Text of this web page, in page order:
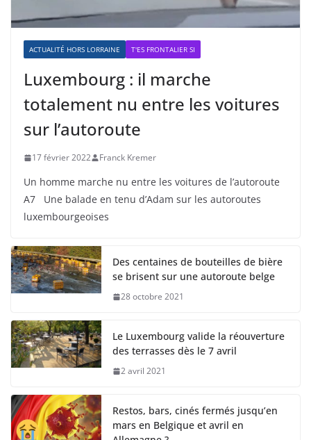
ACTUALITÉ HORS LORRAINE T'ES FRONTALIER SI
Luxembourg : il marche
totalement nu entre les voitures
sur l’autoroute
17 février 2022 Franck Kremer
Un homme marche nu entre les voitures de l’autoroute
A7 Une balade en tenu d’Adam sur les autoroutes
luxembourgeoises
Des centaines de bouteilles de bière
se brisent sur une autoroute belge
28 octobre 2021
Le Luxembourg valide la réouverture
des terrasses dès le 7 avril
2 avril 2021
Restos, bars, cinés fermés jusqu’en
mars en Belgique et avril en